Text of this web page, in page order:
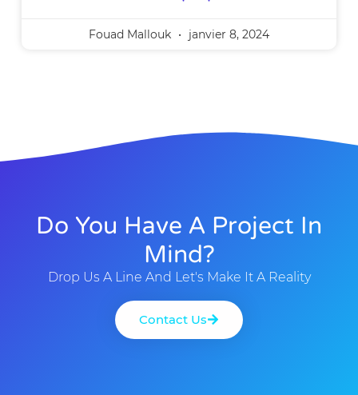
Fouad Mallouk janvier 8, 2024
Do You Have A Project In
Mind?
Drop Us A Line And Let's Make It A Reality
Contact Us